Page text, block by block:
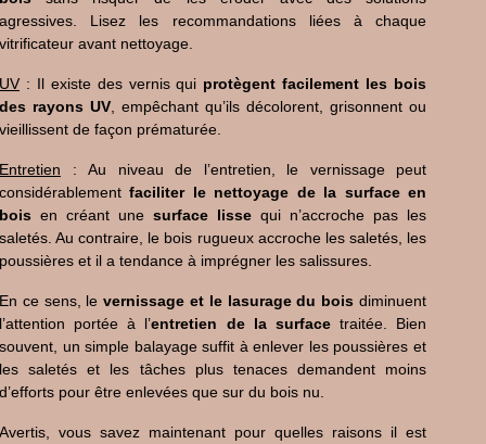
agressives. Lisez les recommandations liées à chaque
vitrificateur avant nettoyage.
UV : Il existe des vernis qui protègent facilement les bois
des rayons UV , empêchant qu’ils décolorent, grisonnent ou
vieillissent de façon prématurée.
Entretien : Au niveau de l’entretien, le vernissage peut
considérablementfaciliter le nettoyage de la surface en
bois en créant une surface lisse qui n’accroche pas les
saletés. Au contraire, le bois rugueux accroche les saletés, les
poussières et il a tendance à imprégner les salissures.
En ce sens, levernissage et le lasurage du bois diminuent
l’attention portée à l’entretien de la surfacetraitée. Bien
souvent, un simple balayage suffit à enlever les poussières et
les saletés et les tâches plus tenaces demandent moins
d’efforts pour être enlevées que sur du bois nu.
Avertis, vous savez maintenant pour quelles raisons il est